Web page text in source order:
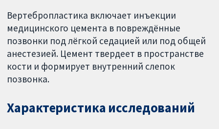
Вертебропластика включает инъекции
медицинского цемента в повреждённые
позвонки под лёгкой седацией или под общей
анестезией. Цемент твердеет в пространстве
кости и формирует внутренний слепок
позвонка.
Характеристика исследований